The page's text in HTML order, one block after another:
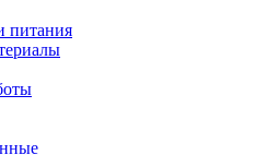
питания